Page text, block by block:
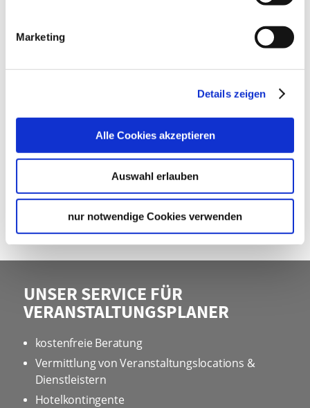
Marketing
Details zeigen
Alle Cookies akzeptieren
Auswahl erlauben
nur notwendige Cookies verwenden
Ihr Kontakt
STUTTGART-MARKETING GMBH –
Stuttgart-Marketing GmbH – Stuttgart Touren
UNSER SERVICE FÜR
VERANSTALTUNGSPLANER
kostenfreie Beratung
Vermittlung von Veranstaltungslocations &
Dienstleistern
Hotelkontingente